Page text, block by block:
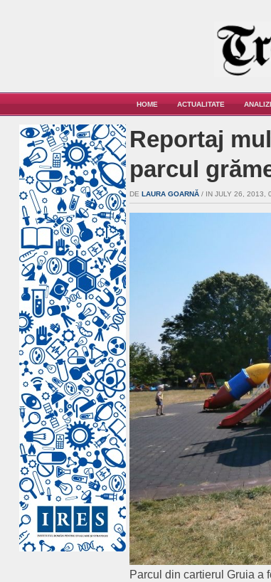
HOME ACTUALITATE
Reportaj
parcul
DE LAURA GOARNĂ / IN JULY 26, 2013,
Parcul din cartierul Gruia a